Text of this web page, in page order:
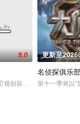
棚内+户外形式多样，给你
9.0
视创新推出的3期以“打造
更新至
名侦探俱乐
第十一季将以